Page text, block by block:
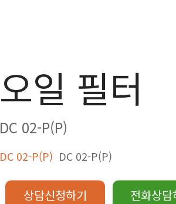
오일 필터
DC 02-P(P)
DC 02-P(P) DC 02-P(P)
상담신청하기 전화상담